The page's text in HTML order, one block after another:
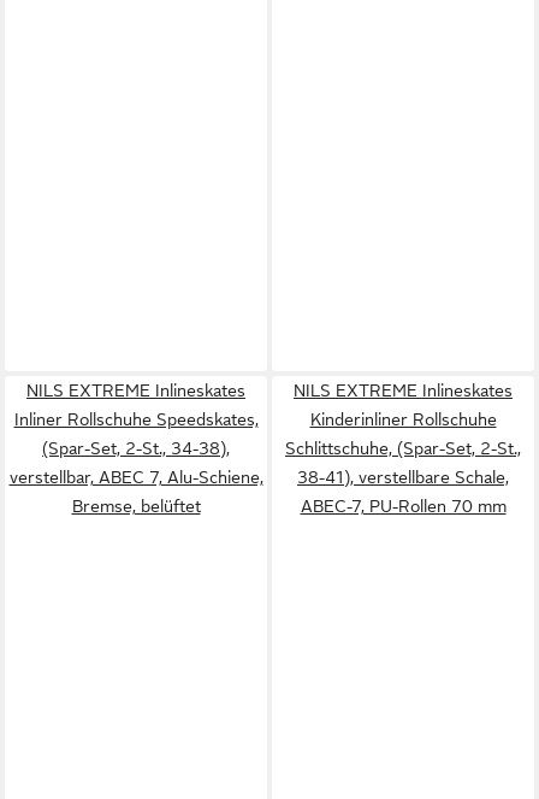
NILS EXTREME Inlineskates
Inliner Rollschuhe Speedskates,
(Spar-Set, 2-St., 34-38),
verstellbar, ABEC 7, Alu-Schiene,
Bremse, belüftet
NILS EXTREME Inlineskates
Kinderinliner Rollschuhe
Schlittschuhe, (Spar-Set, 2-St.,
38-41), verstellbare Schale,
ABEC-7, PU-Rollen 70 mm